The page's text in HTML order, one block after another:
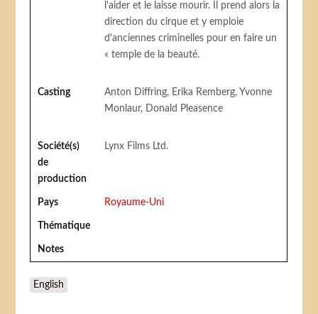
l'aider et le laisse mourir. Il prend alors la
direction du cirque et y emploie
d'anciennes criminelles pour en faire un
« temple de la beauté.
Casting
Anton Diffring, Erika Remberg, Yvonne
Monlaur, Donald Pleasence
Société(s)
de
production
Lynx Films Ltd.
Pays Royaume-Uni
Thématique
Notes
English